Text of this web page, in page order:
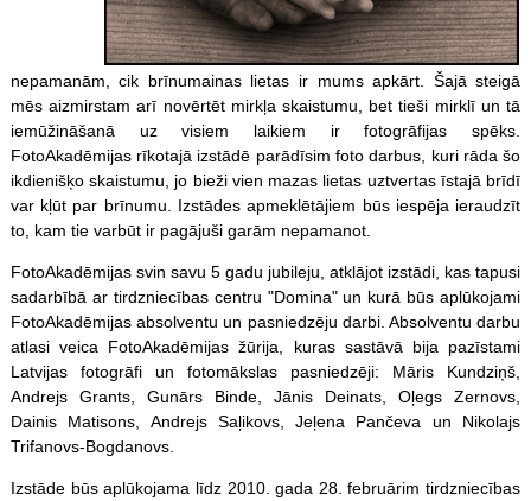
nepamanām, cik brīnumainas lietas ir mums apkārt. Šajā steigā
mēs aizmirstam arī novērtēt mirkļa skaistumu, bet tieši mirklī un tā
iemūžināšanā uz visiem laikiem ir fotogrāfijas spēks.
FotoAkadēmijas rīkotajā izstādē parādīsim foto darbus, kuri rāda šo
ikdienišķo skaistumu, jo bieži vien mazas lietas uztvertas īstajā brīdī
var kļūt par brīnumu. Izstādes apmeklētājiem būs iespēja ieraudzīt
to, kam tie varbūt ir pagājuši garām nepamanot.
FotoAkadēmijas svin savu 5 gadu jubileju, atklājot izstādi, kas tapusi
sadarbībā ar tirdzniecības centru "Domina" un kurā būs aplūkojami
FotoAkadēmijas absolventu un pasniedzēju darbi. Absolventu darbu
atlasi veica FotoAkadēmijas žūrija, kuras sastāvā bija pazīstami
Latvijas fotogrāfi un fotomākslas pasniedzēji: Māris Kundziņš,
Andrejs Grants, Gunārs Binde, Jānis Deinats, Oļegs Zernovs,
Dainis Matisons, Andrejs Saļikovs, Jeļena Pančeva un Nikolajs
Trifanovs-Bogdanovs.
Izstāde būs aplūkojama līdz 2010. gada 28. februārim tirdzniecības